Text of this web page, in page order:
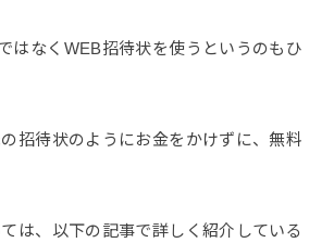
はなくWEB招待状を使うというのもひ
招待状のようにお金をかけずに、無料
は、以下の記事で詳しく紹介している